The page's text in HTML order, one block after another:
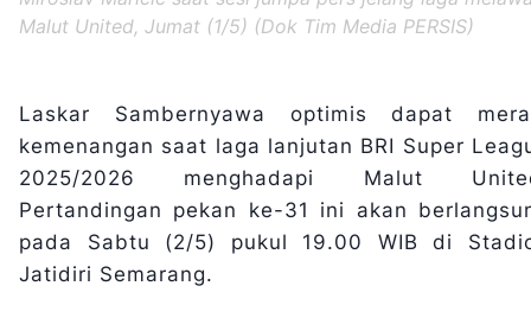
Malut United, Jumat (1/5) (Dok Tim Media PERSIS)
Laskar Sambernyawa optimis dapat
kemenangan saat laga lanjutan BRI Super
2025/2026 menghadapi Malut
Pertandingan pekan ke-31 ini akan
pada Sabtu (2/5) pukul 19.00 WIB di
Jatidiri Semarang.